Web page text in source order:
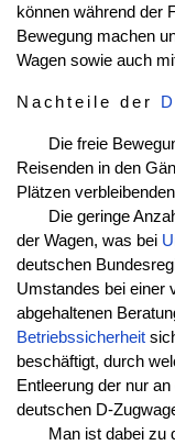
können während der
Bewegung machen
Wagen sowie auch
Nachteile der
Die freie
Reisenden in den
Plätzen
Die geringe
der Wagen, was bei
deutschen
Umstandes bei einer
abgehaltenen
Betriebssicherheit
beschäftigt, durch
Entleerung der nur
deutschen D-
Man ist dabei zu